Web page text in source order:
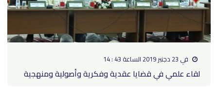
في 23 دجنبر 2019 الساعة 43 : 14
لقاء علمي في قضايا عقدية وفكرية وأصولية ومنهجية